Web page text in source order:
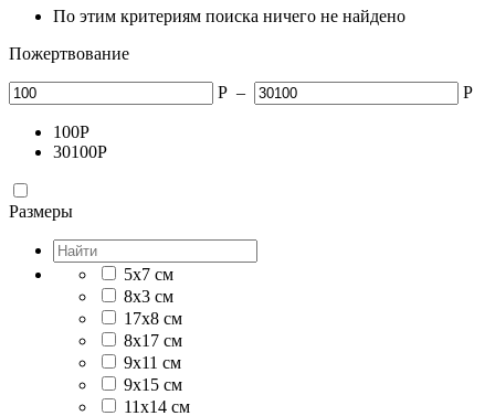
По этим критериям поиска ничего не найдено
Пожертвование
Р – Р
100Р
30100Р
Размеры
5x7 см
8х3 см
17х8 см
8x17 см
9х11 см
9х15 см
11х14 см